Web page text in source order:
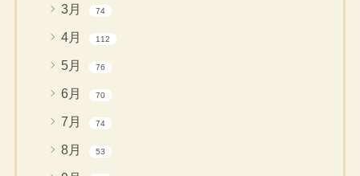
3月 74
4月 112
5月 76
6月 70
7月 74
8月 53